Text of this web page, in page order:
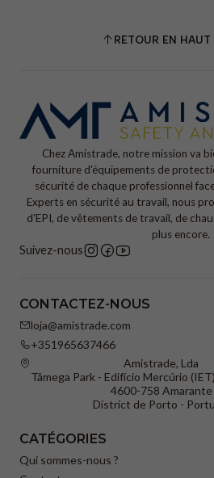
RETOUR EN HAUT
Chez Amistrade, notre mission va
fourniture d'équipements de
sécurité de chaque professionnel
Experts en sécurité au travail, nous
d'EPI, de vêtements de travail, de
plus encore.
Suivez-nous
CONTACTEZ-NOUS
loja@amistrade.com
+351965637466
Amistrade, Lda
Tâmega Park - Edifício Mercúrio
4600-758 Amarante
District de Porto -
CATÉGORIES
Qui sommes-nous ?